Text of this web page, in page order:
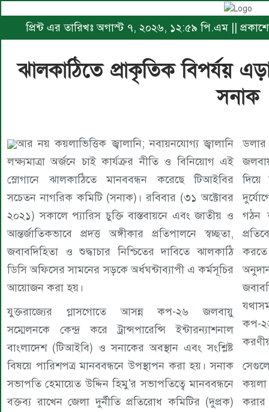
প্রিন্ট এর তারিখঃ অগাস্ট ৭, ২০২৬, ১২:৫৯ পি.এম ||
ঝালকাঠিতে প্রাকৃতিক বিপর্যয়
সনাক
আর নয় কয়লাভিত্তিক জ্বালানি; নবায়নযোগ্য জ্বালানি
লক্ষ্যমাত্রা অর্জনে চাই কার্যক্রর নীতি ও বিনিয়োগ এই
স্লোগানে ঝালকাঠিতে মানববন্ধন করেছে টিআইবির
সচেতন নাগরিক কমিটি (সনাক)। রবিবার (৩১ অক্টোবর
২০২১) সকালে প্যারিস চুক্তি বাস্তবায়নে এবং জাতীয় ও
আন্তর্জাতিকভাবে প্রদত্ত অঙ্গীকার প্রতিপালনে স্বচ্ছতা,
জবাবদিহিতা ও শুদ্ধাচার নিশ্চিতের দাবিতে ঝালকাঠি
ডিসি অফিসের সামনের সড়কে অর্ধঘন্টাব্যাপী এ কর্মসূচির
আয়োজন করা হয়।
যুক্তরাজ্যের গ্লাসগোতে আসন্ন কপ-২৬ জলবায়ু
সম্মেলনকে কেন্দ্র করে ট্রান্সপারেন্সি ইন্টারন্যাশনাল
বাংলাদেশ (টিআইবি) ও সনাকের অবস্থান এবং সংশ্লিষ্ট
বিষয়ে পারিশপত্র মানববন্ধনে উপস্থাপন করা হয়। সনাক
সভাপতি হেমায়েত উদ্দিন হিমু'র সভাপতিত্বে মানববন্ধনে
বক্তব্য রাখেন জেলা দুর্নীতি প্রতিরোধ কমিটির (দুপ্রক)
দিয়ে
গঠন
কপ-
কয়লা
করার